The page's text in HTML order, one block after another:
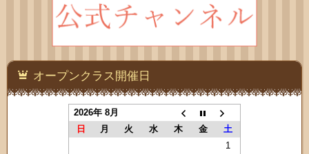
オープンクラス開催日
2026年 8月
日
月 火 水 木 金
土
1